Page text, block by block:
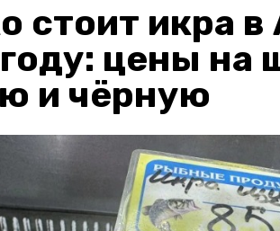
стоит икра в
цены на
и чёрную